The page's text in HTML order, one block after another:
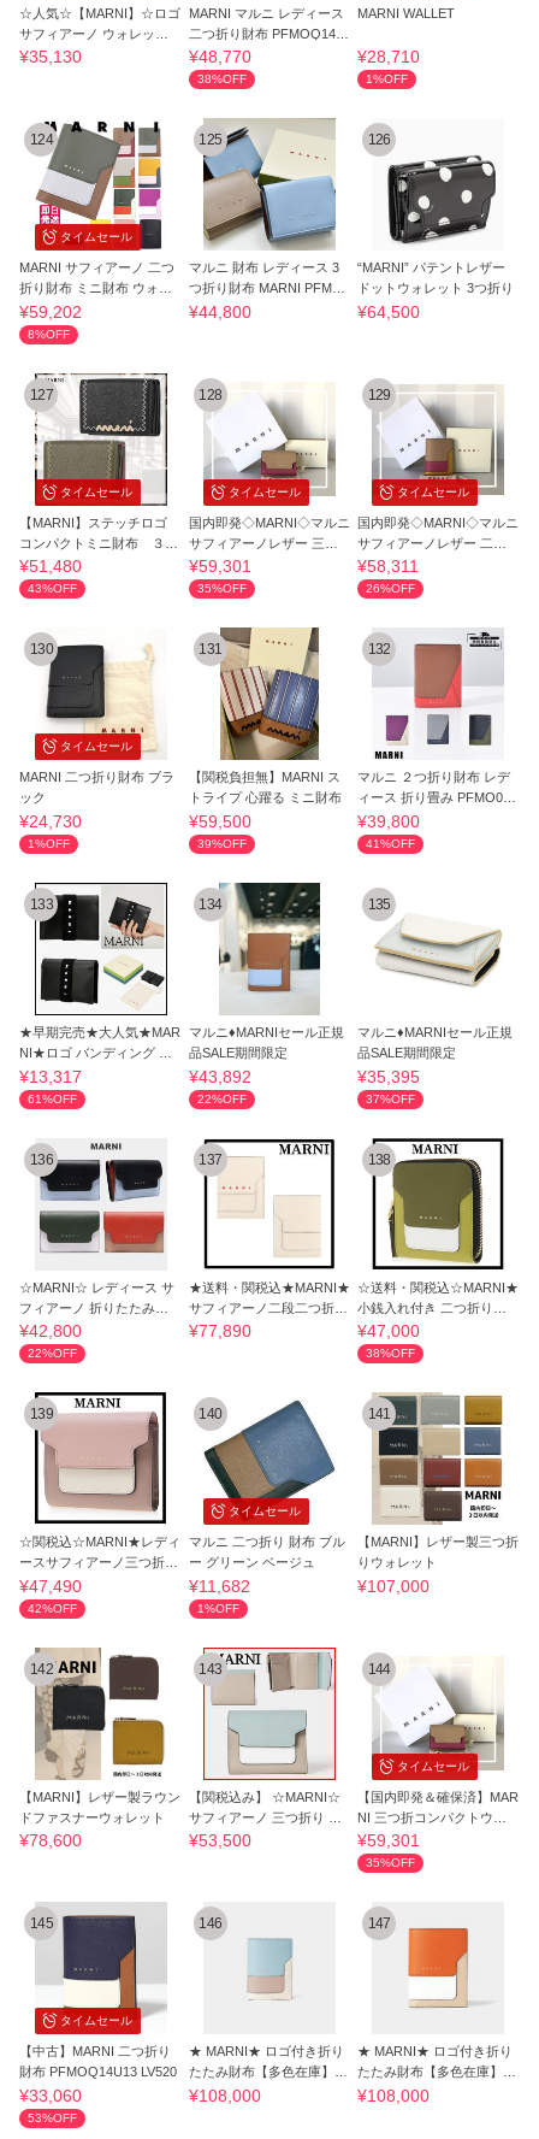
☆人気☆【MARNI】☆ロゴ
サフィアーノ ウォレット
☆
¥35,130
MARNI マルニ レディース
二つ折り財布 PFMOQ14U
13 LV520
¥48,770
38%OFF
MARNI WALLET
¥28,710
1%OFF
タイムセール
124
MARNI サフィアーノ 二つ
折り財布 ミニ財布 ウォレ
ット 豆財布
¥59,202
8%OFF
125
マルニ 財布 レディース 3
つ折り財布 MARNI PFMO0
105Q0 P5298
¥44,800
126
“MARNI” パテントレザー
ドットウォレット 3つ折り
¥64,500
タイムセール
127
【MARNI】ステッチロゴ
コンパクトミニ財布 ３つ
折り
¥51,480
43%OFF
タイムセール
128
国内即発◇MARNI◇マルニ
サフィアーノレザー 三つ
折ウォレット
¥59,301
35%OFF
タイムセール
129
国内即発◇MARNI◇マルニ
サフィアーノレザー 二つ
折ウォレット
¥58,311
26%OFF
タイムセール
130
MARNI 二つ折り財布 ブラ
ック
¥24,730
1%OFF
131
【関税負担無】MARNI ス
トライプ 心躍る ミニ財布
¥59,500
39%OFF
132
マルニ ２つ折り財布 レデ
ィース 折り畳み PFMO005
5U1 タテ 縦型
¥39,800
41%OFF
133
★早期完売★大人気★MAR
NI★ロゴ バンディング カ
ード ホルダー
¥13,317
61%OFF
134
マルニ♦MARNIセール正規
品SALE期間限定
¥43,892
22%OFF
135
マルニ♦MARNIセール正規
品SALE期間限定
¥35,395
37%OFF
136
☆MARNI☆ レディース サ
フィアーノ 折りたたみ財
布
¥42,800
22%OFF
137
★送料・関税込★MARNI★
サフィアーノ二段二つ折り
財布★
¥77,890
138
☆送料・関税込☆MARNI★
小銭入れ付き 二つ折り財
布★
¥47,000
38%OFF
139
☆関税込☆MARNI★レディ
ースサフィアーノ三つ折り
財布★Z605M
¥47,490
42%OFF
タイムセール
140
マルニ 二つ折り 財布 ブル
ー グリーン ベージュ
¥11,682
1%OFF
141
【MARNI】レザー製三つ折
りウォレット
¥107,000
142
【MARNI】レザー製ラウン
ドファスナーウォレット
¥78,600
143
【関税込み】 ☆MARNI☆
サフィアーノ 三つ折り 折
りたたみ財布
¥53,500
タイムセール
144
【国内即発＆確保済】MAR
NI 三つ折コンパクトウォ
レット
¥59,301
35%OFF
タイムセール
145
【中古】MARNI 二つ折り
財布 PFMOQ14U13 LV520
¥33,060
53%OFF
146
★ MARNI★ ロゴ付き折り
たたみ財布【多色在庫】-5
0-
¥108,000
147
★ MARNI★ ロゴ付き折り
たたみ財布【多色在庫】-4
164-
¥108,000